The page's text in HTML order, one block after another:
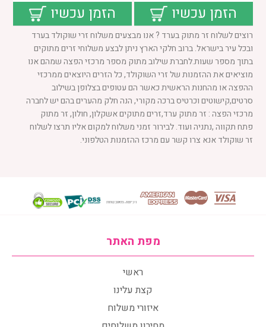
רוצים לשלוח זר מתוק בערד ? אנו מבצעים משלוח זרי שוקולד בערד
ובכל עיר בישראל. ברוב חלקי הארץ ניתן לבצע משלוחי זרים מתוקים
בתוך מספר שעות.לחברת שילוב מתוק מספר מרכזי הפצה שמהם אנו
מוציאים את ההזמנות של זרי השוקולד, כל הזרים היוצאים ממרכזי
ההפצה או מהחנות הראשית כאשר הם עטופים בצלופן בשילוב
סרטים,קישוטים וכרטיס ברכה מקורי, הנה חלק מהערים בהם יש לחברה
מרכזי הפצה : זר מתוק ערד,זרים מתוקים אשקלון, חולון, זר מתוק
פתח תקווה ,נתניה ועוד. לבירור זמני משלוח למקום אליו תרצו לשלוח
זר שוקולד אנא צרו קשר עם מרכז ההזמנות הטלפוני.
הזמן עכשיו הזמן עכשיו
מפת האתר
ראשי
קצת עלינו
איזורי משלוח